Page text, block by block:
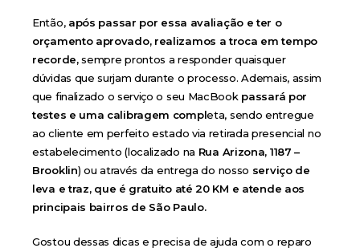
Então, após passar por essa avaliação e ter o
orçamento aprovado, realizamos a troca em tempo
recorde,sempre prontos a responder quaisquer
dúvidas que surjam durante o processo. Ademais, assim
que finalizado o serviço o seu MacBook passará por
testes e uma calibragem completa, sendo entregue
ao cliente em perfeito estado via retirada presencial no
estabelecimento (localizado na Rua Arizona, 1187 –
Brooklin) ou através da entrega do nosso serviço de
leva e traz, que é gratuito até 20 KM e atende aos
principais bairros de São Paulo.
Gostou dessas dicas e precisa de ajuda com o reparo